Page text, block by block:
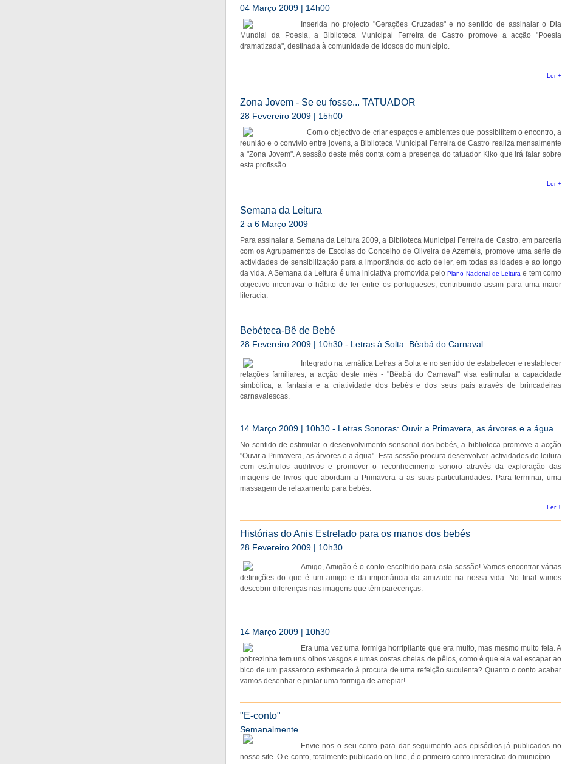
04 Março 2009 | 14h00
Inserida no projecto "Gerações Cruzadas" e no sentido de assinalar o Dia
Mundial da Poesia, a Biblioteca Municipal Ferreira de Castro promove a acção "Poesia
dramatizada", destinada à comunidade de idosos do município.
Ler +
Zona Jovem - Se eu fosse... TATUADOR
28 Fevereiro 2009 | 15h00
Com o objectivo de criar espaços e ambientes que possibilitem o encontro, a
reunião e o convívio entre jovens, a Biblioteca Municipal Ferreira de Castro realiza mensalmente
a "Zona Jovem". A sessão deste mês conta com a presença do tatuador Kiko que irá falar sobre
esta profissão.
Ler +
Semana da Leitura
2 a 6 Março 2009
Para assinalar a Semana da Leitura 2009, a Biblioteca Municipal Ferreira de Castro, em parceria
com os Agrupamentos de Escolas do Concelho de Oliveira de Azeméis, promove uma série de
actividades de sensibilização para a importância do acto de ler, em todas as idades e ao longo
da vida. A Semana da Leitura é uma iniciativa promovida peloPlano Nacional de Leitura e tem como
objectivo incentivar o hábito de ler entre os portugueses, contribuindo assim para uma maior
literacia.
Bebéteca-Bê de Bebé
28 Fevereiro 2009 | 10h30 - Letras à Solta: Bêabá do Carnaval
Integrado na temática Letras à Solta e no sentido de estabelecer e restablecer
relações familiares, a acção deste mês - "Bêabá do Carnaval" visa estimular a capacidade
simbólica, a fantasia e a criatividade dos bebés e dos seus pais através de brincadeiras
carnavalescas.
14 Março 2009 | 10h30 - Letras Sonoras: Ouvir a Primavera, as árvores e a água
No sentido de estimular o desenvolvimento sensorial dos bebés, a biblioteca promove a acção
"Ouvir a Primavera, as árvores e a água". Esta sessão procura desenvolver actividades de leitura
com estímulos auditivos e promover o reconhecimento sonoro através da exploração das
imagens de livros que abordam a Primavera a as suas particularidades. Para terminar, uma
massagem de relaxamento para bebés.
Ler +
Histórias do Anis Estrelado para os manos dos bebés
28 Fevereiro 2009 | 10h30
Amigo, Amigão é o conto escolhido para esta sessão! Vamos encontrar várias
definições do que é um amigo e da importância da amizade na nossa vida. No final vamos
descobrir diferenças nas imagens que têm parecenças.
14 Março 2009 | 10h30
Era uma vez uma formiga horripilante que era muito, mas mesmo muito feia. A
pobrezinha tem uns olhos vesgos e umas costas cheias de pêlos, como é que ela vai escapar ao
bico de um passaroco esfomeado à procura de uma refeição suculenta? Quanto o conto acabar
vamos desenhar e pintar uma formiga de arrepiar!
"E-conto"
Semanalmente
Envie-nos o seu conto para dar seguimento aos episódios já publicados no
nosso site. O e-conto, totalmente publicado on-line, é o primeiro conto interactivo do município.